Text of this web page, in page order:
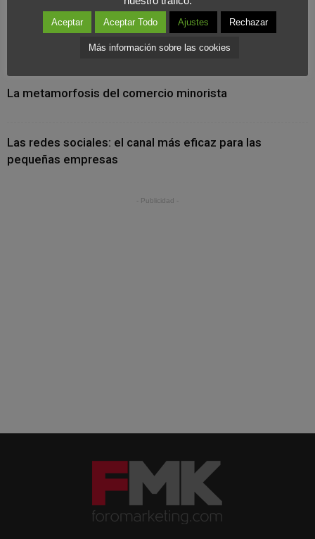
Cuando la marca se vive desde dentro: el valor
estratégico del marketing interno
La metamorfosis del comercio minorista
Las redes sociales: el canal más eficaz para las
pequeñas empresas
- Publicidad -
Aceptar Aceptar Todo Ajustes Rechazar
Más información sobre las cookies